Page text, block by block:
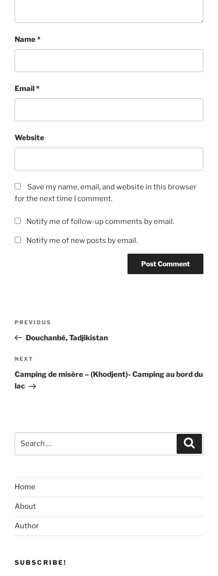
Name*
Email*
Website
Save my name, email, and website in this browser
for the next time I comment.
Notify me of follow-up comments by email.
Notify me of new posts by email.
Previous
Post
PREVIOUS
Douchanbé, Tadjikistan
Next
Post
NEXT
Camping de misère – (Khodjent)- Camping au bord du
lac
Home
About
Author
SUBSCRIBE!